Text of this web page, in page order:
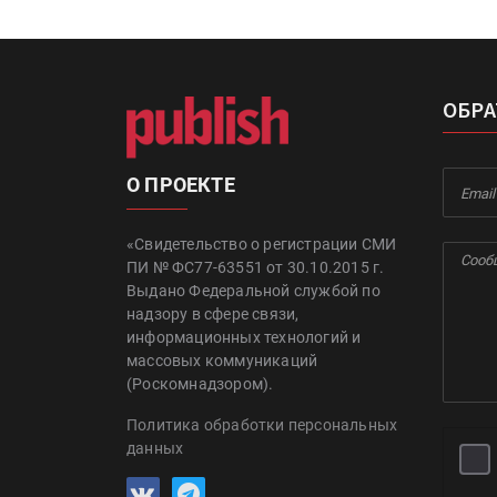
О ПРОЕКТЕ
«Свидетельство о регистрации СМИ
ПИ № ФС77-63551 от 30.10.2015 г.
Выдано Федеральной службой по
надзору в сфере связи,
информационных технологий и
массовых коммуникаций
(Роскомнадзором).
Политика обработки персональных
данных